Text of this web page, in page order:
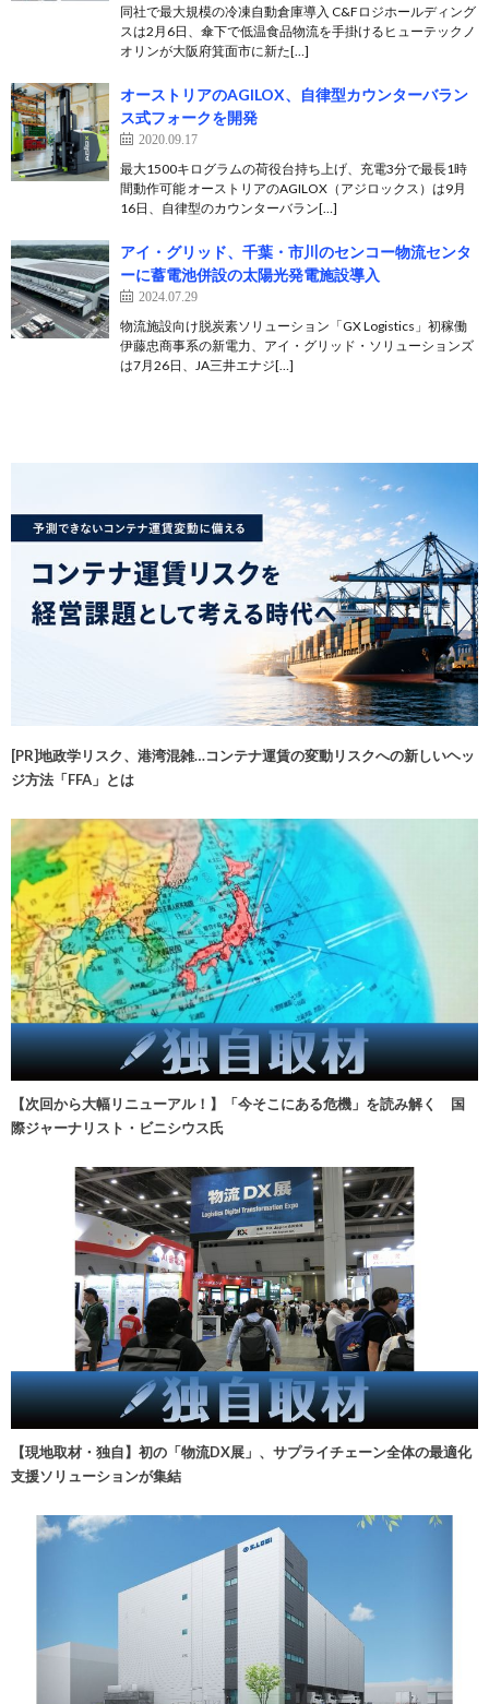
同社で最大規模の冷凍自動倉庫導入 C&Fロジホールディング
スは2月6日、傘下で低温食品物流を手掛けるヒューテックノ
オリンが大阪府箕面市に新た[…]
オーストリアのAGILOX、自律型カウンターバラン
ス式フォークを開発
2020.09.17
最大1500キログラムの荷役台持ち上げ、充電3分で最長1時
間動作可能 オーストリアのAGILOX（アジロックス）は9月
16日、自律型のカウンターバラン[…]
アイ・グリッド、千葉・市川のセンコー物流センタ
ーに蓄電池併設の太陽光発電施設導入
2024.07.29
物流施設向け脱炭素ソリューション「GX Logistics」初稼働
伊藤忠商事系の新電力、アイ・グリッド・ソリューションズ
は7月26日、JA三井エナジ[…]
[PR]地政学リスク、港湾混雑…コンテナ運賃の変動リスクへの新しいヘッ
ジ方法「FFA」とは
【次回から大幅リニューアル！】「今そこにある危機」を読み解く 国
際ジャーナリスト・ビニシウス氏
【現地取材・独自】初の「物流DX展」、サプライチェーン全体の最適化
支援ソリューションが集結